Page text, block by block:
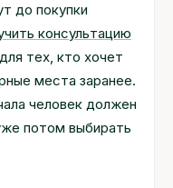
до покупки
консультацию
тех, кто хочет
места заранее.
человек должен
потом выбирать